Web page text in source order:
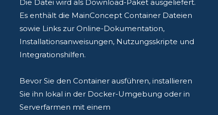
Die Datei wird als Download-Paket ausgeliefert.
Es enthält die MainConcept Container Dateien
sowie Links zur Online-Dokumentation,
Installationsanweisungen, Nutzungsskripte und
Integrationshilfen.
Bevor Sie den Container ausführen, installieren
Sie ihn lokal in der Docker-Umgebung oder in
Serverfarmen mit einem